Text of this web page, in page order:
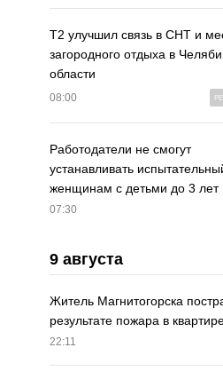
Т2 улучшил связь в СНТ и
загородного отдыха в
области
08:00
Работодатели не смогут
устанавливать
женщинам с детьми до 3 лет
07:30
9 августа
Житель Магнитогорска
результате пожара в
22:11